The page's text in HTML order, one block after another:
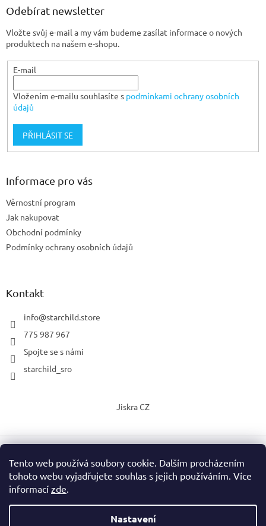
Tento web používá soubory cookie. Dalším procházením
tohoto webu vyjadřujete souhlas s jejich používáním. Více
informací zde.
Nastavení
Odebírat newsletter
Vložte svůj e-mail a my vám budeme zasílat informace o nových
produktech na našem e-shopu.
E-mail
Vložením e-mailu souhlasíte s podmínkami ochrany osobních
údajů
PŘIHLÁSIT SE
Informace pro vás
Věrnostní program
Jak nakupovat
Obchodní podmínky
Podmínky ochrany osobních údajů
Kontakt
info@starchild.store
775 987 967
Spojte se s námi
starchild_sro
Jiskra CZ
Vytvořil Shoptet
Upravit nastavení cookies